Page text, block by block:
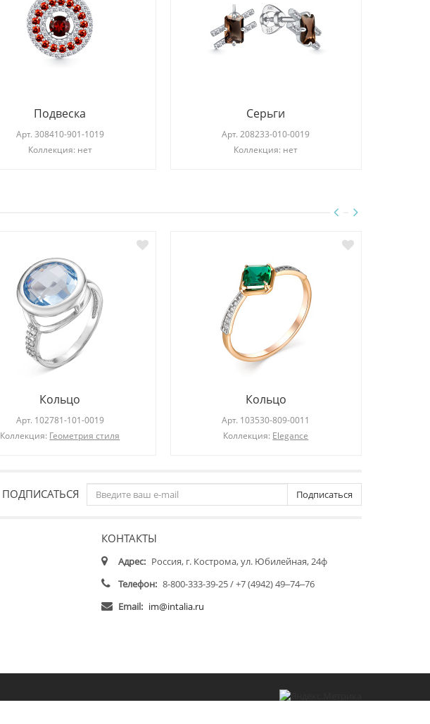
Подвеска
Арт. 308410-901-1019
Коллекция: нет
Серьги
Арт.208233-010-0019
Коллекция: нет
Кольцо
Арт. 102781-101-0019
Коллекция: Геометрия стиля
Кольцо
Арт. 103530-809-0011
Коллекция: Elegance
ПОДПИСАТЬСЯ Подписаться
КОНТАКТЫ
Адрес: Россия, г. Кострома, ул. Юбилейная, 24ф
Телефон: 8-800-333-39-25 / +7 (4942) 49‒74‒76
Email: im@intalia.ru